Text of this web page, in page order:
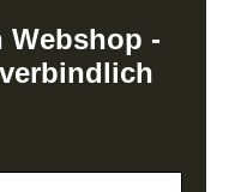
Webshop -